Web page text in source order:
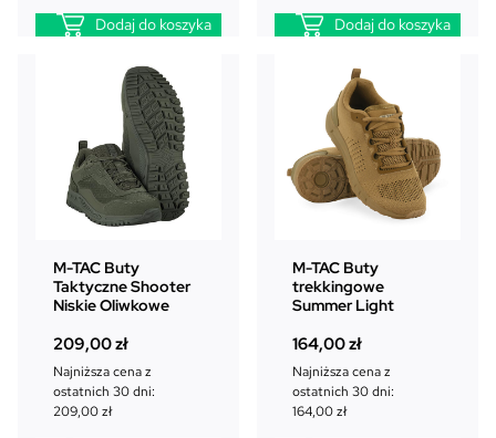
Dodaj do koszyka Dodaj do koszyka
M-TAC Buty
Taktyczne Shooter
Niskie Oliwkowe
209,00zł
Najniższa cena z
ostatnich 30 dni:
209,00zł
M-TAC Buty
trekkingowe
Summer Light
164,00zł
Najniższa cena z
ostatnich 30 dni:
164,00zł